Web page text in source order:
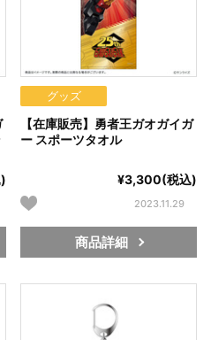
グッズ
【在庫販売】勇者王ガオガイガ
ー スポーツタオル
¥3,300(税込)
2023.11.29
商品詳細